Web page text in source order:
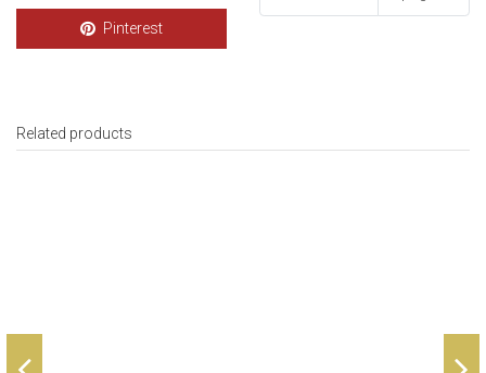
Pinterest
Related products